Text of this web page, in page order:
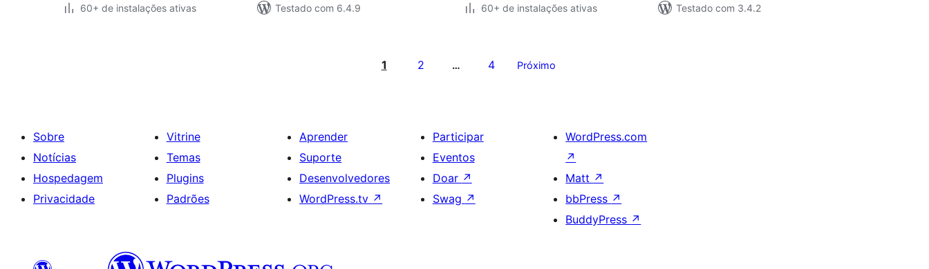
60+ de instalações ativas
Testado com 6.4.9
60+ de instalações ativas
Testado com 3.4.2
1 2 … 4 Próximo
Sobre
Notícias
Hospedagem
Privacidade
Vitrine
Temas
Plugins
Padrões
Aprender
Suporte
Desenvolvedores
WordPress.tv ↗
Participar
Eventos
Doar ↗
Swag ↗
WordPress.com
↗
Matt ↗
bbPress ↗
BuddyPress ↗